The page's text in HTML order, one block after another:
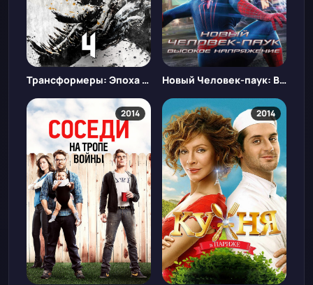
Трансформеры: Эпоха истребления Новый Человек-паук: Высокое напряжение
2014 2014